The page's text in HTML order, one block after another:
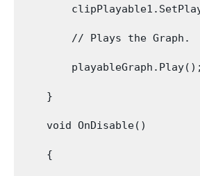
        // Plays the Graph.
        playableGraph.Play();
    }
    void OnDisable()
    {